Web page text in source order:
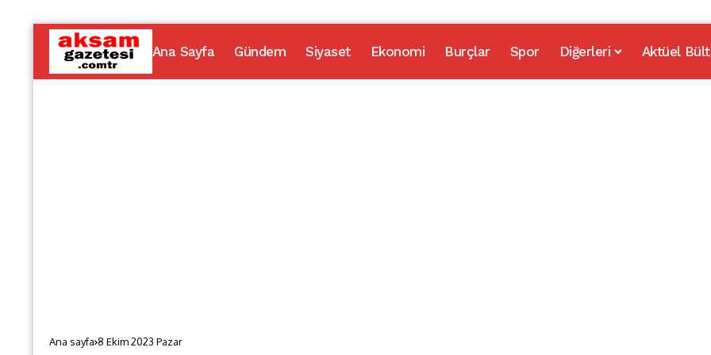
Ana Sayfa Gündem Siyaset Ekonomi Burçlar Spor Diğerleri Aktüel
Ana sayfa 8 Ekim 2023 Pazar